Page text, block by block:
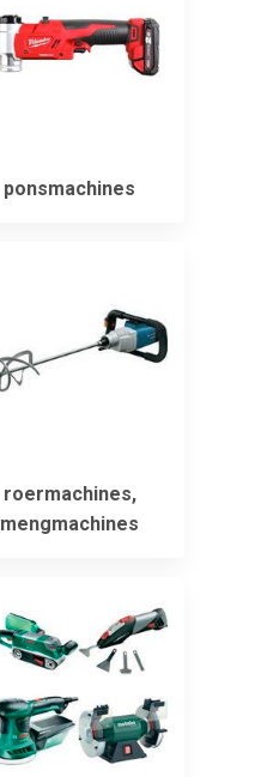
ponsmachines
roermachines,
mengmachines